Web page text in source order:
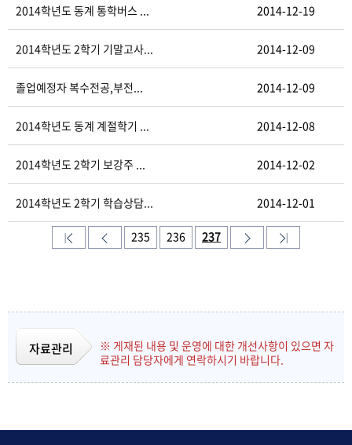
2014학년도 동계 통학버스 ... 2014-12-19
2014학년도 2학기 기말고사... 2014-12-09
졸업예정자 복수전공,부전... 2014-12-09
2014학년도 동계 계절학기 ... 2014-12-08
2014학년도 2학기 보강주 ... 2014-12-02
2014학년도 2학기 학습상담... 2014-12-01
235 236 237
자료관리
※ 게재된 내용 및 운영에 대한 개선사항이 있으면 자
료관리 담당자에게 연락하시기 바랍니다.